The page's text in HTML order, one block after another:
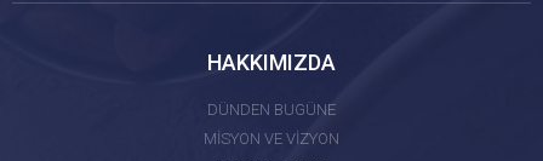
HAKKIMIZDA
DÜNDEN BUGÜNE
MİSYON VE VİZYON